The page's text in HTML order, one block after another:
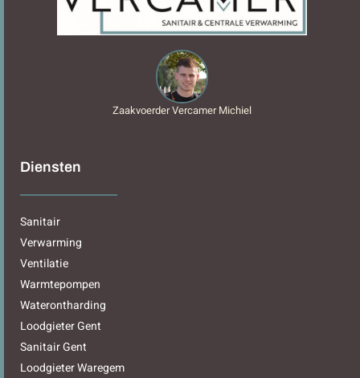
Zaakvoerder Vercamer Michiel
Diensten
Sanitair
Verwarming
Ventilatie
Warmtepompen
Waterontharding
Loodgieter Gent
Sanitair Gent
Loodgieter Waregem